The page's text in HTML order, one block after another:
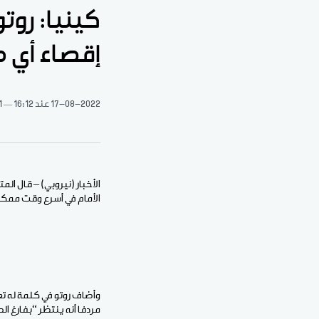
كينيا:
إقصاء
17-08-2022 عند 16:12 1
الأخبار (نيروبي) – قال
الأمام في أسرع وقت
وأضاف روتو في كلمة له
مردفا أنه ينتظر “بفارغ